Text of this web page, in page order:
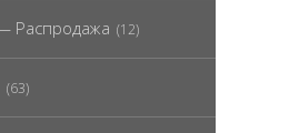
Распродажа (12)
(63)